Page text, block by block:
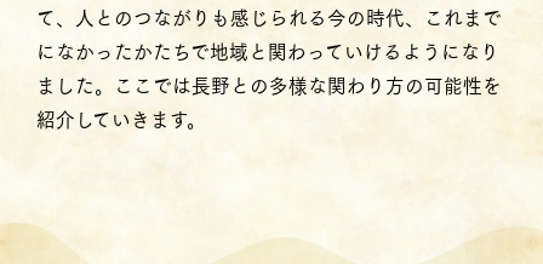
て、人とのつながりも感じられる今の時代、これまで
になかったかたちで地域と関わっていけるようになり
ました。ここでは長野との多様な関わり方の可能性を
紹介していきます。